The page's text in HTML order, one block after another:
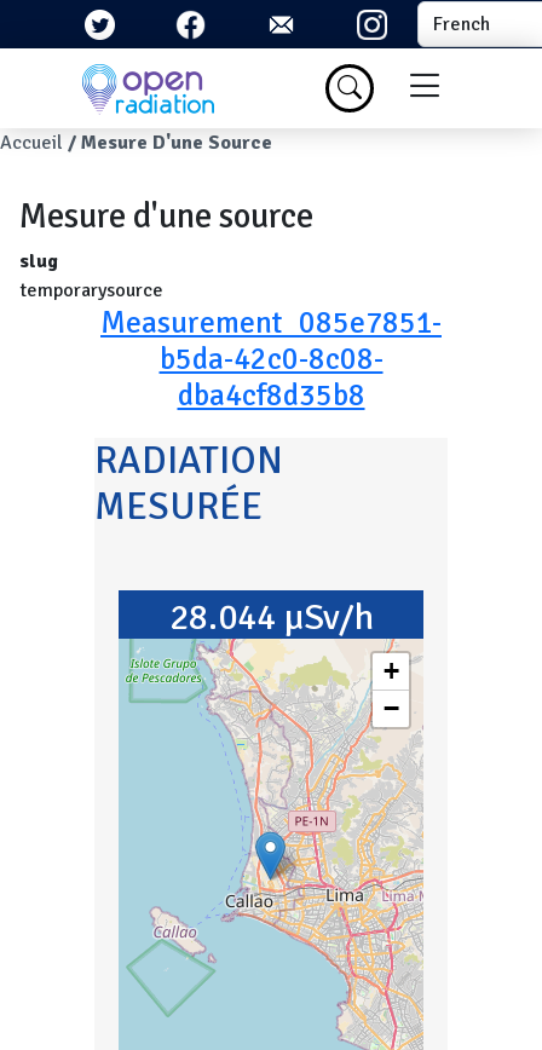
Aller au contenu principal Select your
Menu du
Fil d'Ariane
Accueil Mesure D'une Source
Mesure d'une source
slug
temporarysource
Measurement_085e7851-
b5da-42c0-8c08-
dba4cf8d35b8
RADIATION
MESURÉE
28.044 µSv/h
+
−